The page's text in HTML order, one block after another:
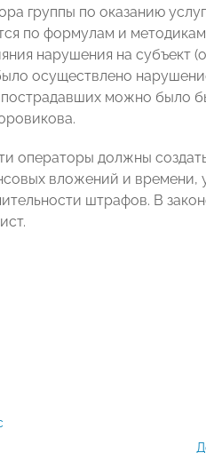
группы по оказанию
по формулам и
нарушения на субъект
осуществлено
можно было
операторы должны
вложений и
штрафов. В